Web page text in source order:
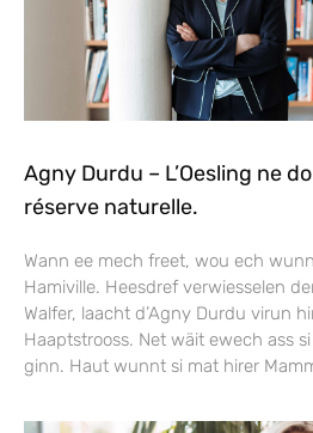
Agny Durdu – L’Oesling ne
réserve naturelle.
Wann ee mech freet, wou ech
Hamiville. Heesdref verwiesselen
Walfer, laacht d’Agny Durdu virun
Haaptstrooss. Net wäit ewech ass
ginn. Haut wunnt si mat hirer